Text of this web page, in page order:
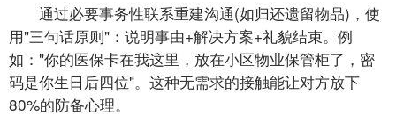
通过必要事务性联系重建沟通(如归还遗留物品)，使
用"三句话原则"：说明事由+解决方案+礼貌结束。例
如："你的医保卡在我这里，放在小区物业保管柜了，密
码是你生日后四位"。这种无需求的接触能让对方放下
80%的防备心理。